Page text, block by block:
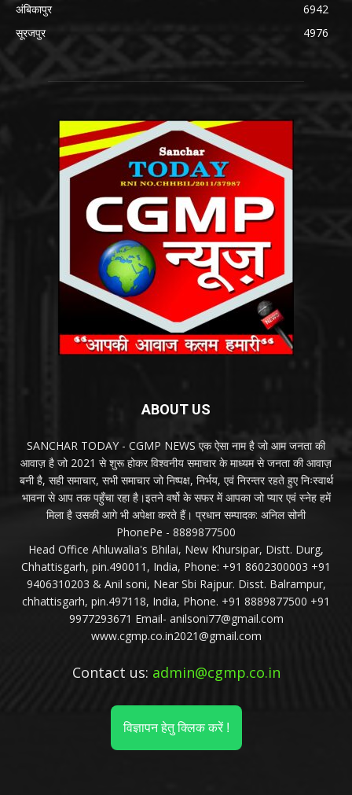
अंबिकापुर
6942
सूरजपुर
4976
ABOUT US
SANCHAR TODAY - CGMP NEWS एक ऐसा नाम है जो आम जनता की
आवाज़ है जो 2021 से शुरू होकर विश्वनीय समाचार के माध्यम से जनता की आवाज़
बनी है, सही समाचार, सभी समाचार जो निष्पक्ष, निर्भय, एवं निरन्तर रहते हुए निःस्वार्थ
भावना से आप तक पहुँचा रहा है।इतने वर्षो के सफर में आपका जो प्यार एवं स्नेह हमें
मिला है उसकी आगे भी अपेक्षा करते हैं। प्रधान सम्पादक: अनिल सोनी
PhonePe - 8889877500
Head Office Ahluwalia's Bhilai, New Khursipar, Distt. Durg,
Chhattisgarh, pin.490011, India, Phone: +91 8602300003 +91
9406310203 & Anil soni, Near Sbi Rajpur. Disst. Balrampur,
chhattisgarh, pin.497118, India, Phone. +91 8889877500 +91
9977293671 Email- anilsoni77@gmail.com
www.cgmp.co.in2021@gmail.com
Contact us: admin@cgmp.co.in
विज्ञापन हेतु क्लिक करें !